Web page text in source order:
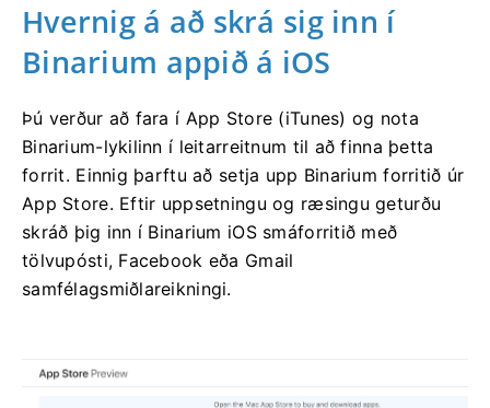
Hvernig á að skrá sig inn í
Binarium appið á iOS
Þú verður að fara í App Store (iTunes) og nota
Binarium-lykilinn í leitarreitnum til að finna þetta
forrit. Einnig þarftu að setja upp Binarium forritið úr
App Store. Eftir uppsetningu og ræsingu geturðu
skráð þig inn í Binarium iOS smáforritið með
tölvupósti, Facebook eða Gmail
samfélagsmiðlareikningi.